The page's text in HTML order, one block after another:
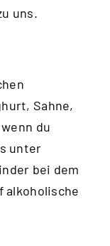
uns.
Sahne,
du
unter
bei dem
alkoholische